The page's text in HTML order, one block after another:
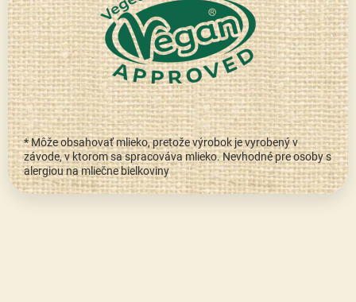
* Môže obsahovať mlieko, pretože výrobok je vyrobený v
závode, v ktorom sa spracováva mlieko. Nevhodné pre osoby s
alergiou na mliečne bielkoviny